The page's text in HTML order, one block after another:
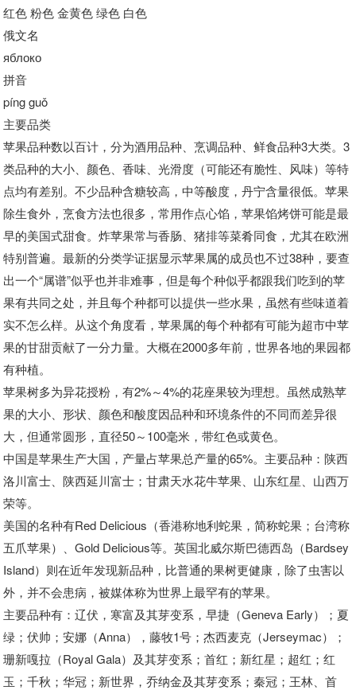
红色 粉色 金黄色 绿色 白色
俄文名
яблоко
拼音
píng guǒ
主要品类
苹果品种数以百计，分为酒用品种、烹调品种、鲜食品种3大类。3
类品种的大小、颜色、香味、光滑度（可能还有脆性、风味）等特
点均有差别。不少品种含糖较高，中等酸度，丹宁含量很低。苹果
除生食外，烹食方法也很多，常用作点心馅，苹果馅烤饼可能是最
早的美国式甜食。炸苹果常与香肠、猪排等菜肴同食，尤其在欧洲
特别普遍。最新的分类学证据显示苹果属的成员也不过38种，要查
出一个“属谱”似乎也并非难事，但是每个种似乎都跟我们吃到的苹
果有共同之处，并且每个种都可以提供一些水果，虽然有些味道着
实不怎么样。从这个角度看，苹果属的每个种都有可能为超市中苹
果的甘甜贡献了一分力量。大概在2000多年前，世界各地的果园都
有种植。
苹果树多为异花授粉，有2%～4%的花座果较为理想。虽然成熟苹
果的大小、形状、颜色和酸度因品种和环境条件的不同而差异很
大，但通常圆形，直径50～100毫米，带红色或黄色。
中国是苹果生产大国，产量占苹果总产量的65%。主要品种：陕西
洛川富士、陕西延川富士；甘肃天水花牛苹果、山东红星、山西万
荣等。
美国的名种有Red Delicious（香港称地利蛇果，简称蛇果；台湾称
五爪苹果）、Gold Delicious等。英国北威尔斯巴德西岛（Bardsey
Island）则在近年发现新品种，比普通的果树更健康，除了虫害以
外，并不会患病，被媒体称为世界上最罕有的苹果。
主要品种有：辽伏，寒富及其芽变系，早捷（Geneva Early）；夏
绿；伏帅；安娜（Anna），藤牧1号；杰西麦克（Jerseymac）；
珊新嘎拉（Royal Gala）及其芽变系；首红；新红星；超红；红
玉；千秋；华冠；新世界，乔纳金及其芽变系；秦冠；王林、首